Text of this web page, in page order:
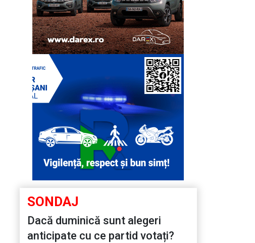
SONDAJ
Dacă duminică sunt alegeri
anticipate cu ce partid votați?